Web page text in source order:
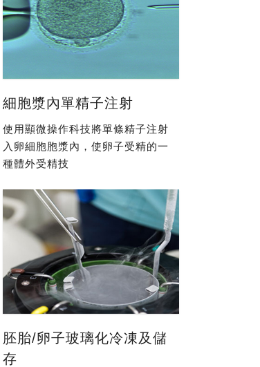
細胞漿內單精子注射
使用顯微操作科技將單條精子注射
入卵細胞胞漿內，使卵子受精的一
種體外受精技
胚胎/卵子玻璃化冷凍及儲
存